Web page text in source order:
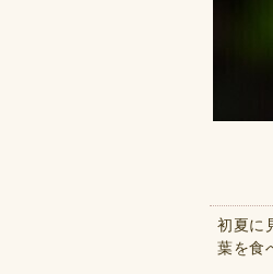
初夏に
葉を食